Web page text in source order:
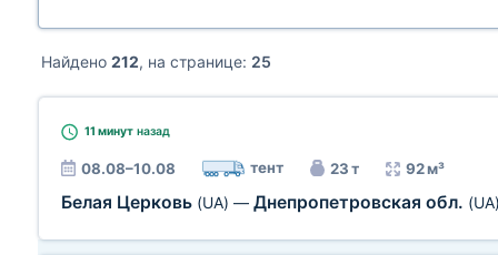
Найдено 212, на странице: 25
11 минут назад
08.08–10.08 тент 23 т 92 м³
Белая Церковь (UA) — Днепропетровская обл.